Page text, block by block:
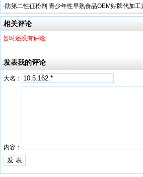
·防第二性征粉剂 青少年性早熟食品OEM贴牌代加工
相关评论
暂时还没有评论
发表我的评论
大名：
内容：